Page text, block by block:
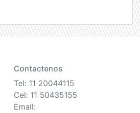
Contactenos
Tel: 11 20044115
Cel: 11 50435155
Email: